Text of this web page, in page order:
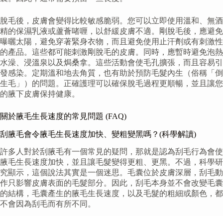
脫毛後，皮膚會變得比較敏感脆弱。您可以立即使用溫和、無酒
精的保濕乳液或蘆薈啫喱，以舒緩皮膚不適。剛脫毛後，應避免
曝曬太陽，避免穿著緊身衣物，而且避免使用止汗劑或有刺激性
的產品。這些都可能刺激剛脫毛的皮膚。同時，應暫時避免泡熱
水澡、浸溫泉以及焗桑拿。這些活動會使毛孔擴張，而且容易引
發感染。定期溫和地去角質，也有助於預防毛髮內生（俗稱「倒
生毛」）的問題。正確護理可以確保脫毛過程更順暢，並且讓您
的腋下皮膚保持健康。
關於腋毛生長速度的常見問題 (FAQ)
刮腋毛會令腋毛生長速度加快、變粗變黑嗎？(科學解讀)
許多人對於刮腋毛有一個常見的疑問，那就是認為刮毛行為會使
腋毛生長速度加快，並且讓毛髮變得更粗、更黑。不過，科學研
究顯示，這個說法其實是一個迷思。毛囊位於皮膚深層，刮毛動
作只影響皮膚表面的毛髮部分。因此，刮毛本身並不會改變毛囊
的結構，毛囊產生的腋毛生長速度，以及毛髮的粗細或顏色，都
不會因為刮毛而有所不同。